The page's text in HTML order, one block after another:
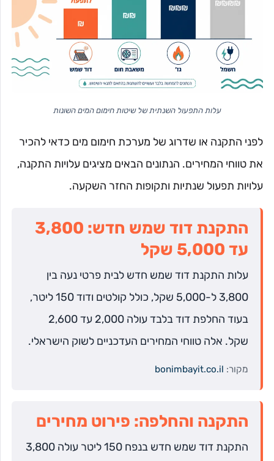
עלות התפעול השנתית של שיטות חימום המים השונות
לפני התקנה או שדרוג של מערכת חימום מים כדאי להכיר
את טווחי המחירים. הנתונים הבאים מציגים עלויות התקנה,
עלויות תפעול שנתיות ותקופות החזר השקעה.
התקנת דוד שמש חדש: 3,800
עד 5,000 שקל
עלות התקנת דוד שמש חדש לבית פרטי נעה בין
3,800 ל-5,000 שקל, כולל קולטים ודוד 150 ליטר,
בעוד החלפת דוד בלבד עולה 2,000 עד 2,600
שקל. אלה טווחי המחירים העדכניים לשוק הישראלי.
מקור: bonimbayit.co.il
התקנה והחלפה: פירוט מחירים
התקנת דוד שמש חדש בנפח 150 ליטר עולה 3,800